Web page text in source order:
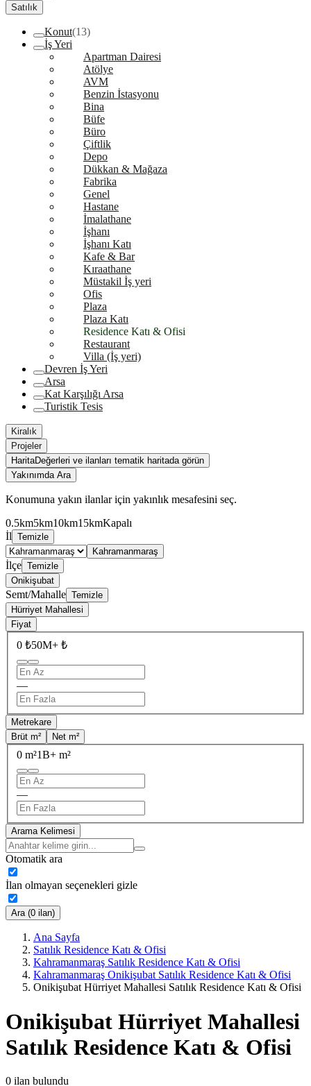
Satılık
Konut(13)
İş Yeri
Apartman Dairesi
Atölye
AVM
Benzin İstasyonu
Bina
Büfe
Büro
Çiftlik
Depo
Dükkan & Mağaza
Fabrika
Genel
Hastane
İmalathane
İşhanı
İşhanı Katı
Kafe & Bar
Kıraathane
Müstakil İş yeri
Ofis
Plaza
Plaza Katı
Residence Katı & Ofisi
Restaurant
Villa (İş yeri)
Devren İş Yeri
Arsa
Kat Karşılığı Arsa
Turistik Tesis
Kiralık
Projeler
HaritaDeğerleri ve ilanları tematik haritada görün
Yakınımda Ara
Konumuna yakın ilanlar için yakınlık mesafesini seç.
0.5km5km10km15kmKapalı
İl Temizle
Kahramanmaraş
İlçe Temizle
Onikişubat
Semt/Mahalle Temizle
Hürriyet Mahallesi
Fiyat
0 ₺50M+ ₺
—
Metrekare
Brüt m²
Net m²
0 m²1B+ m²
—
Arama Kelimesi
Otomatik ara
İlan olmayan seçenekleri gizle
Ara (0 ilan)
Ana Sayfa
Satılık Residence Katı & Ofisi
Kahramanmaraş Satılık Residence Katı & Ofisi
Kahramanmaraş Onikişubat Satılık Residence Katı & Ofisi
Onikişubat Hürriyet Mahallesi Satılık Residence Katı & Ofisi
Onikişubat Hürriyet Mahallesi
Satılık Residence Katı & Ofisi
0 ilan bulundu